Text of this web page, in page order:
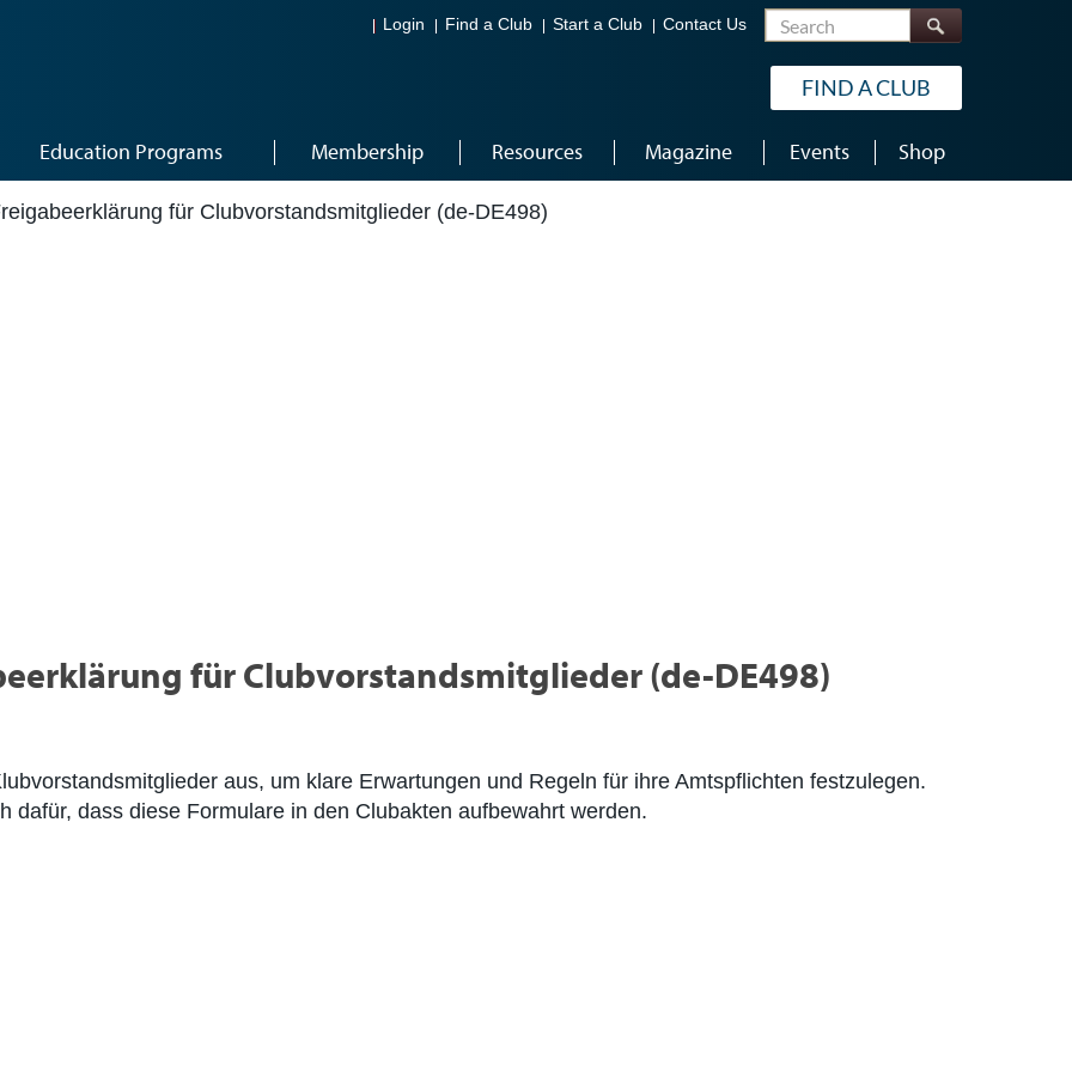
Login Find a Club Start a Club Contact Us Search
FIND A CLUB
Education Programs Membership Resources Magazine Events Shop
für Clubvorstandsmitglieder (de-DE498)
für Clubvorstandsmitglieder (de-DE498)
aus, um klare Erwartungen und Regeln für ihre Amtspflichten festzulegen.
dafür, dass diese Formulare in den Clubakten aufbewahrt werden.